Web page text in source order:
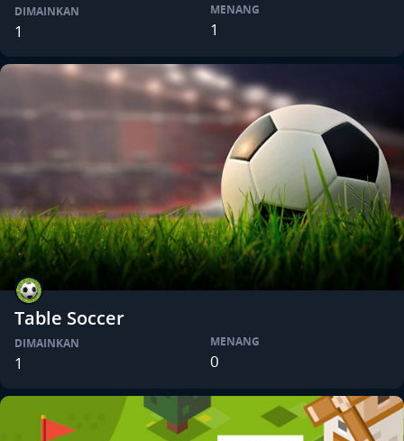
DIMAINKAN
1
MENANG
1
Table Soccer
DIMAINKAN
1
MENANG
0